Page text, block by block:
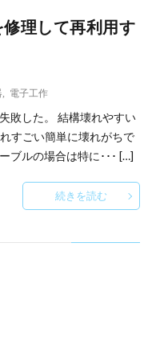
理して再利用す
電子工作
敗した。 結構壊れやすい
すごい簡単に壊れがちで
ブルの場合は特に･･･ […]
続きを読む